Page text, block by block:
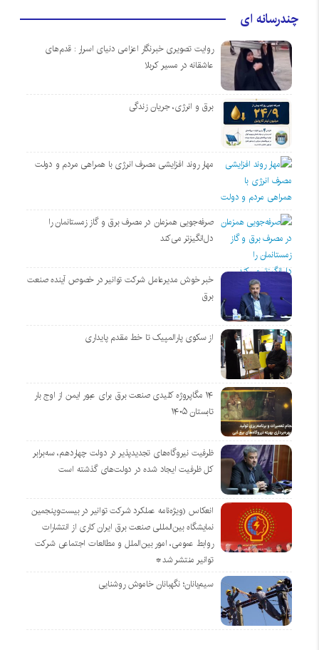
چندرسانه ای
روایت تصویری خبرنگار اعزامی دنیای اسرار : قدم‌های
عاشقانه در مسیر کربلا
برق و انرژی، جریان زندگی
مهار روند افزایشی مصرف انرژی با همراهی مردم و دولت
صرفه‌جویی همزمان در مصرف برق و گاز زمستانمان را
دل‌انگیزتر می‌کند
خبر خوش مدیرعامل شرکت توانیر در خصوص آینده صنعت
برق
از سکوی پارالمپیک تا خط مقدم پایداری
۱۴ مگاپروژه‌ کلیدی صنعت برق برای عبور ایمن از اوج بار
تابستان ۱۴۰۵
ظرفیت نیروگاه‌های تجدیدپذیر در دولت چهاردهم، سه‌برابر
کل ظرفیت ایجاد شده در دولت‌های گذشته است
انعکاس (ویژه‌نامه عملکرد شرکت توانیر در بیست‌وپنجمین
نمایشگاه بین‌المللی صنعت برق ایران کاری از انتشارات
روابط عمومی، امور بین‌الملل و مطالعات اجتماعی شرکت
توانیر منتشر شد*
سیم‌بانان؛ نگهبانان خاموش روشنایی